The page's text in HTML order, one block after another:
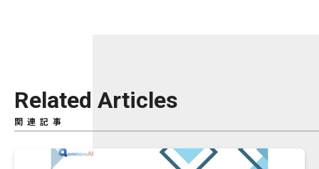
Related Articles
関連記事